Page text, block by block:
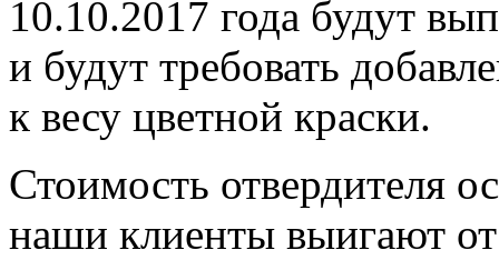
10.10.2017 года будут
и будут требовать
к весу цветной краски.
Стоимость отвердителя
наши клиенты выигают